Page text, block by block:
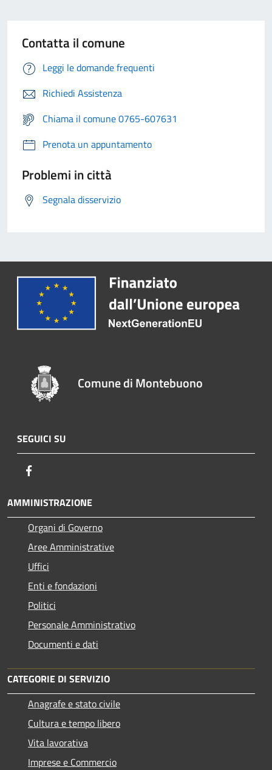
Contatta il comune
Leggi le domande frequenti
Richiedi Assistenza
Chiama il comune 0765-607631
Prenota un appuntamento
Problemi in città
Segnala disservizio
Comune di Montebuono
SEGUICI SU
AMMINISTRAZIONE
Organi di Governo
Aree Amministrative
Uffici
Enti e fondazioni
Politici
Personale Amministrativo
Documenti e dati
CATEGORIE DI SERVIZIO
Anagrafe e stato civile
Cultura e tempo libero
Vita lavorativa
Imprese e Commercio